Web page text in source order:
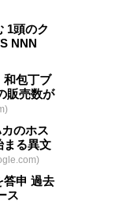
1頭のク
NNN
和包丁ブ
販売数が
のホス
まる異文
答申 過去
ス